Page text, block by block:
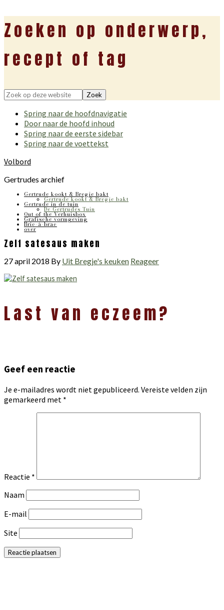
Zoeken op onderwerp,
recept of tag
Zoek
deze
website
Spring naar de hoofdnavigatie
Door naar de hoofd inhoud
Spring naar de eerste sidebar
Spring naar de voettekst
Volbord
Gertrudes archief
Gertrude kookt & Bregje bakt
Gertrude kookt & Bregje bakt
Gertrude in de tuin
De Gertrudes Tuin
Out of the Verhuisbox
Grafische vormgeving
Bric-à-brac
over
Zelf satesaus maken
27 april 2018 By Uit Bregje's keuken Reageer
Interacties
Last van eczeem?
Geef een reactie
Je e-mailadres wordt niet gepubliceerd. Vereiste velden zijn
gemarkeerd met *
Reactie *
Naam
E-mail
Site